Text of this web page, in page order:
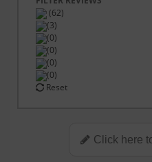
(62)
(3)
(0)
(0)
(0)
(0)
Reset
Click here